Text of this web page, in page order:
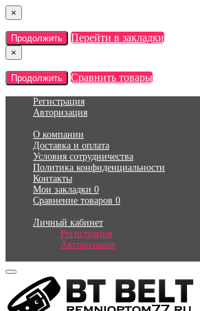
×
Продолжить Перейти в закладки
×
Продолжить Сравнить товары
Регистрация
Авторизация
О компании
Доставка и оплата
Условия сотрудничества
Политика конфиденциальности
Контакты
Мои закладки 0
Сравнение товаров 0
Личный кабинет
Регистрация
Авторизация